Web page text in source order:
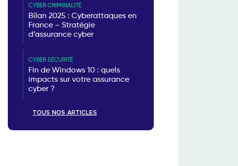
CYBER CRIMINALITÉ
Bilan 2025 : Cyberattaques en
France – Stratégie
d’assurance cyber
CYBER SÉCURITÉ
Fin de Windows 10 : quels
impacts sur votre assurance
cyber ?
TOUS NOS ARTICLES